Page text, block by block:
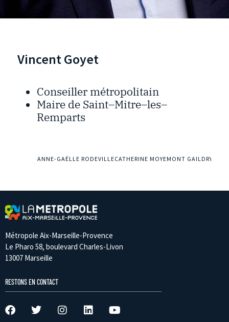
Vincent Goyet
Conseiller métropolitain
Maire de Saint–Mitre–les–
Remparts
ANNE-GAËLLE RODEVILLECATHERINE MOYEMONT GAILDRY
Métropole Aix-Marseille-Provence
Le Pharo 58, boulevard Charles-Livon
13007 Marseille
RESTONS EN CONTACT